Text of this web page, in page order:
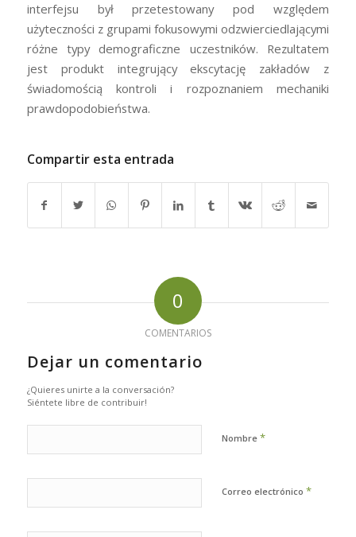
interfejsu był przetestowany pod względem
użyteczności z grupami fokusowymi odzwierciedlającymi
różne typy demograficzne uczestników. Rezultatem
jest produkt integrujący ekscytację zakładów z
świadomością kontroli i rozpoznaniem mechaniki
prawdopodobieństwa.
Compartir esta entrada
0
COMENTARIOS
Dejar un comentario
¿Quieres unirte a la conversación?
Siéntete libre de contribuir!
Nombre *
Correo electrónico *